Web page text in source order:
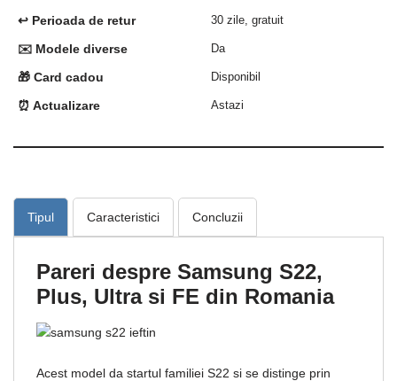
↩️ Perioada de retur 30 zile, gratuit
✉️ Modele diverse Da
🎁 Card cadou Disponibil
⏰ Actualizare Astazi
Tipul Caracteristici Concluzii
Pareri despre Samsung S22,
Plus, Ultra si FE din Romania
Acest model da startul familiei S22 si se distinge prin